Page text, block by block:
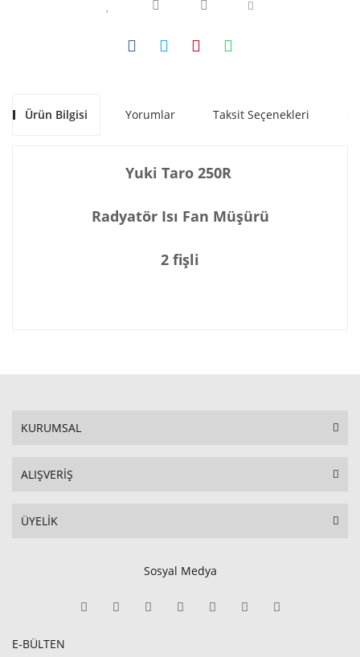
Ürün Bilgisi Yorumlar Taksit Seçenekleri
Yuki Taro 250R
Radyatör Isı Fan Müşürü
2 fişli
KURUMSAL
ALIŞVERİŞ
ÜYELİK
Sosyal Medya
E-BÜLTEN